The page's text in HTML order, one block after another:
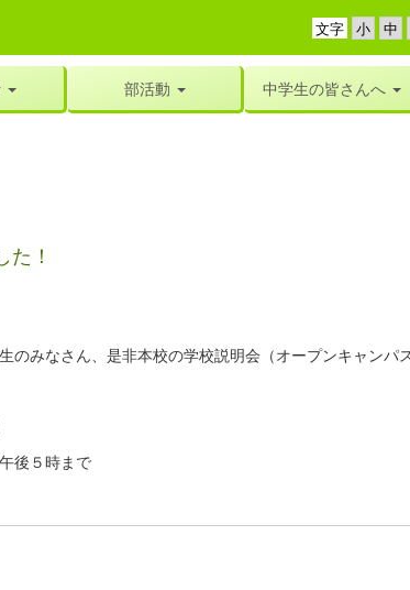
文字
部活動 中学生の皆さんへ
！
みなさん、是非本校の学校説明会（オープンキャンパ
後５時まで